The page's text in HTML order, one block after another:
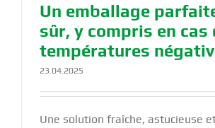
Un emballage
sûr, y compris en cas
températures
23.04.2025
Une solution fraîche, astucieuse